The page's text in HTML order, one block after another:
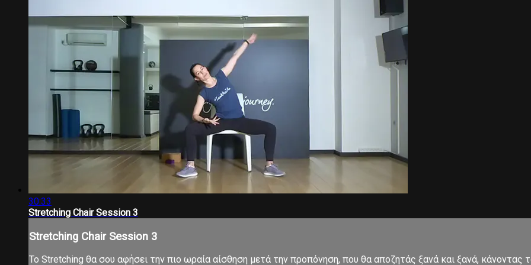
30:33
Stretching Chair Session 3
Stretching Chair Session 3
Το Stretching θα σου αφήσει την πιο ωραία αίσθηση μετά την προπόνηση, που θα αποζητάς ξανά και ξανά,